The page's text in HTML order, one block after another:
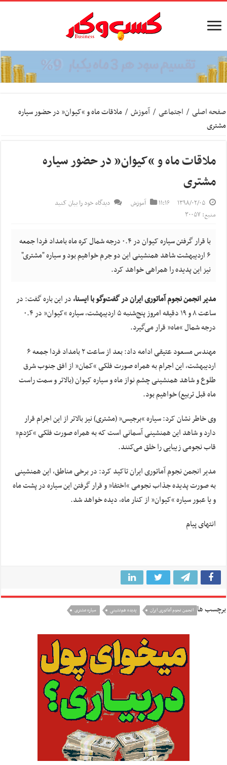
صفحه اصلی / اجتماعی / آموزش / ملاقات ماه و “کیوان” در حضور سیاره
مشتری
ملاقات ماه و “کیوان” در حضور سیاره
مشتری
۱۳۹۸/۰۲/۰۵ ۱۱:۱۶ آموزش
دیدگاه خود را بیان کنید
منبع: ۳۰۰۵۷
با قرار گرفتن سیاره کیوان در ۰.۴ درجه شمال کره ماه بامداد فردا جمعه
۶ اردیبهشت شاهد همنشینی این دو جرم خواهیم بود و سیاره "مشتری"
نیز این پدیده را همراهی خواهد کرد.
مدیر انجمن نجوم آماتوری ایران در گفت‌وگو با ایسنا،در اینبارهگفت: در
ساعت ۸ و ۱۹ دقیقه امروز پنج‌شنبه ۵ اردیبهشت، سیاره “کیوان” در ۰.۴
درجه شمال “ماه” قرار می‌گیرد.
مهندس مسعود عتیقی ادامه داد: بعد از ساعت ٢ بامداد فردا جمعه ۶
اردیبهشت، این اجرام به همراه صورت فلکی “کمان” از افق جنوب شرق
طلوع و شاهد همنشینی چشمنوازماه و سیاره کیوان (بالاتر و سمت راست
ماه قبلتربیع) خواهیم بود.
وی خاطر نشان کرد: سیاره “برجیس” (مشتری) نیز بالاتر از این اجرام قرار
دارد و شاهد این همنشینی آسمانی است که به همراه صورت فلکی “کژدم”
قاب نجومی زیبایی را خلق می‌کنند.
مدیر انجمن نجوم آماتوری ایران تاکید کرد: در برخی مناطق، این همنشینی
به صورت پدیده جذاب نجومی “اختفا” و قرار گرفتن این سیاره در پشت ماه
و یا عبور سیاره “کیوان” از کنار ماه، دیده خواهد شد.
انتهای پیام
برچسب ها انجمن نجوم آماتوری ایران پدیده هم‌نشینی سیاره مشتری